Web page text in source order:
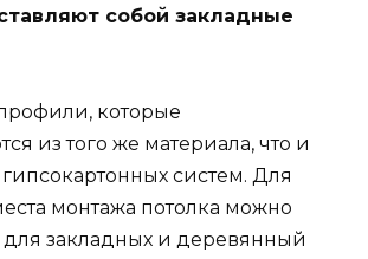
собой закладные
которые
из того же материала, что и
систем. Для
монтажа потолка можно
для закладных и деревянный